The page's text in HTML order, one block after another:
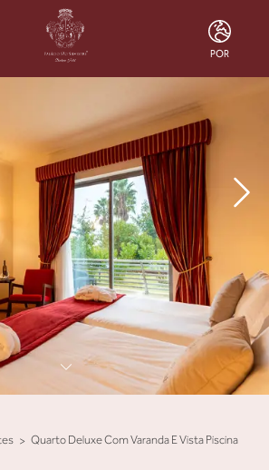
POR
POR
Quarto Deluxe Com Varanda E Vista Piscina